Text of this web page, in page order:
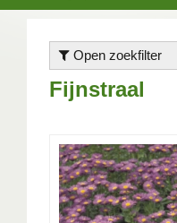
Open zoekfilter
Fijnstraal